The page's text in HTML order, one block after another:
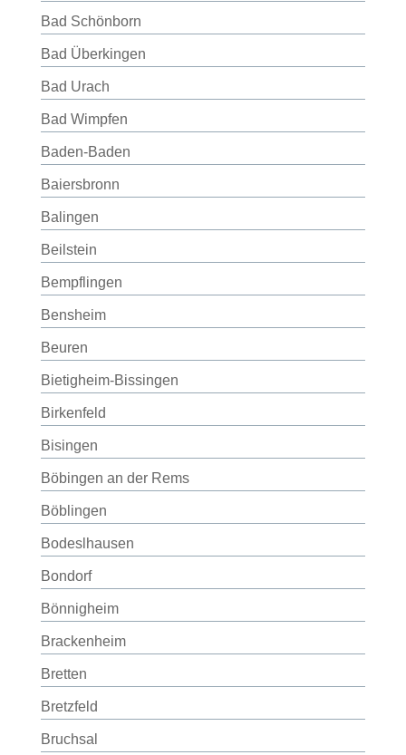
Bad Schönborn
Bad Überkingen
Bad Urach
Bad Wimpfen
Baden-Baden
Baiersbronn
Balingen
Beilstein
Bempflingen
Bensheim
Beuren
Bietigheim-Bissingen
Birkenfeld
Bisingen
Böbingen an der Rems
Böblingen
Bodeslhausen
Bondorf
Bönnigheim
Brackenheim
Bretten
Bretzfeld
Bruchsal